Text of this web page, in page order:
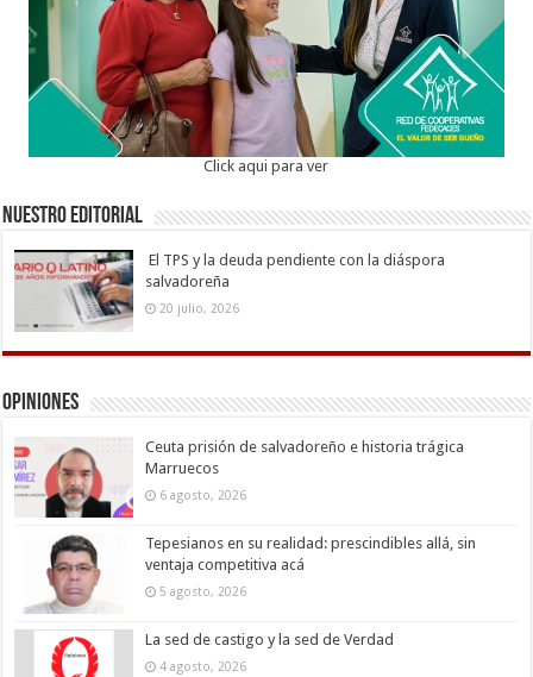
Click aqui para ver
Nuestro Editorial
El TPS y la deuda pendiente con la diáspora
salvadoreña
20 julio, 2026
Opiniones
Ceuta prisión de salvadoreño e historia trágica
Marruecos
6 agosto, 2026
Tepesianos en su realidad: prescindibles allá, sin
ventaja competitiva acá
5 agosto, 2026
La sed de castigo y la sed de Verdad
4 agosto, 2026